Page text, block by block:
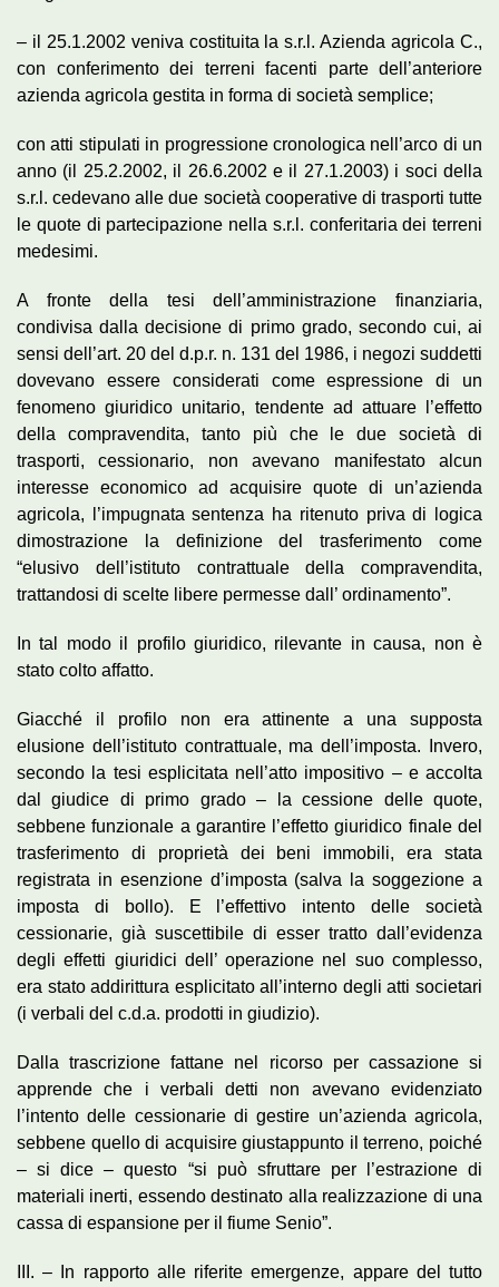
– il 25.1.2002 veniva costituita la s.r.l. Azienda agricola C.,
con conferimento dei terreni facenti parte dell’anteriore
azienda agricola gestita in forma di società semplice;
con atti stipulati in progressione cronologica nell’arco di un
anno (il 25.2.2002, il 26.6.2002 e il 27.1.2003) i soci della
s.r.l. cedevano alle due società cooperative di trasporti tutte
le quote di partecipazione nella s.r.l. conferitaria dei terreni
medesimi.
A fronte della tesi dell’amministrazione finanziaria,
condivisa dalla decisione di primo grado, secondo cui, ai
sensi dell’art. 20 del d.p.r. n. 131 del 1986, i negozi suddetti
dovevano essere considerati come espressione di un
fenomeno giuridico unitario, tendente ad attuare l’effetto
della compravendita, tanto più che le due società di
trasporti, cessionario, non avevano manifestato alcun
interesse economico ad acquisire quote di un’azienda
agricola, l’impugnata sentenza ha ritenuto priva di logica
dimostrazione la definizione del trasferimento come
“elusivo dell’istituto contrattuale della compravendita,
trattandosi di scelte libere permesse dall’ ordinamento”.
In tal modo il profilo giuridico, rilevante in causa, non è
stato colto affatto.
Giacché il profilo non era attinente a una supposta
elusione dell’istituto contrattuale, ma dell’imposta. Invero,
secondo la tesi esplicitata nell’atto impositivo – e accolta
dal giudice di primo grado – la cessione delle quote,
sebbene funzionale a garantire l’effetto giuridico finale del
trasferimento di proprietà dei beni immobili, era stata
registrata in esenzione d’imposta (salva la soggezione a
imposta di bollo). E l’effettivo intento delle società
cessionarie, già suscettibile di esser tratto dall’evidenza
degli effetti giuridici dell’ operazione nel suo complesso,
era stato addirittura esplicitato all’interno degli atti societari
(i verbali del c.d.a. prodotti in giudizio).
Dalla trascrizione fattane nel ricorso per cassazione si
apprende che i verbali detti non avevano evidenziato
l’intento delle cessionarie di gestire un’azienda agricola,
sebbene quello di acquisire giustappunto il terreno, poiché
– si dice – questo “si può sfruttare per l’estrazione di
materiali inerti, essendo destinato alla realizzazione di una
cassa di espansione per il fiume Senio”.
III. – In rapporto alle riferite emergenze, appare del tutto